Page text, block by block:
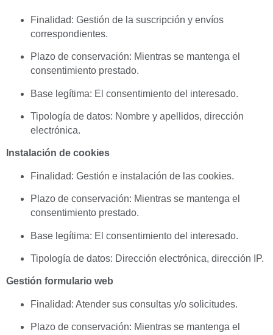
Finalidad: Gestión de la suscripción y envíos
correspondientes.
Plazo de conservación: Mientras se mantenga el
consentimiento prestado.
Base legítima: El consentimiento del interesado.
Tipología de datos: Nombre y apellidos, dirección
electrónica.
Instalación de cookies
Finalidad: Gestión e instalación de las cookies.
Plazo de conservación: Mientras se mantenga el
consentimiento prestado.
Base legítima: El consentimiento del interesado.
Tipología de datos: Dirección electrónica, dirección IP.
Gestión formulario web
Finalidad: Atender sus consultas y/o solicitudes.
Plazo de conservación: Mientras se mantenga el